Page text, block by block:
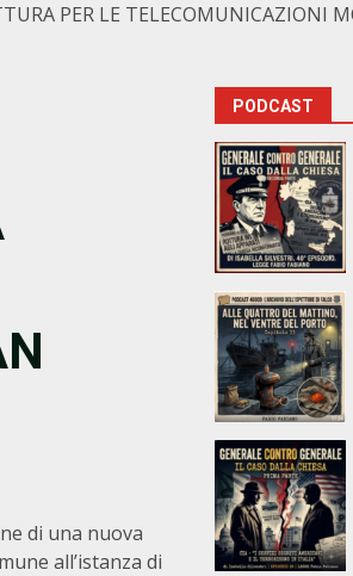
PER LE TELECOMUNICAZIONI
di una nuova
all’istanza di
PODCAST